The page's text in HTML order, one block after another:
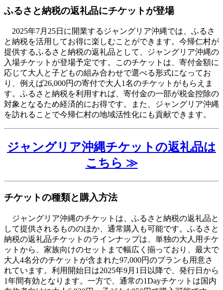
ふるさと納税の返礼品にチケットが登場
2025年7月25日に開業するジャングリア沖縄では、ふるさ
と納税を活用してお得に楽しむことができます。今帰仁村が
提供するふるさと納税の返礼品として、ジャングリア沖縄の
入場チケットが登場予定です。このチケットは、寄付金額に
応じて大人と子どもの組み合わせで選べる形式になってお
り、例えば26,000円の寄付で大人1名のチケットがもらえま
す。ふるさと納税を利用すれば、寄付金の一部が税金控除の
対象となるため経済的にお得です。また、ジャングリア沖縄
を訪れることで今帰仁村の地域活性化にも貢献できます。
ジャングリア沖縄チケットの返礼品は
こちら ≫
チケットの種類と購入方法
ジャングリア沖縄のチケットは、ふるさと納税の返礼品と
して提供されるもののほか、通常購入も可能です。ふるさと
納税の返礼品チケットのラインナップは、単独の大人用チケ
ットから、家族向けのセットまで幅広く揃っており、最大で
大人4名分のチケットが含まれた97,000円のプランも用意さ
れています。利用開始日は2025年9月1日以降で、発行日から
1年間有効となります。一方で、通常の1Dayチケットは国内